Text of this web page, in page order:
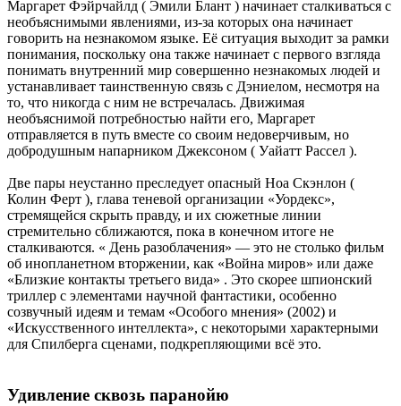
Маргарет Фэйрчайлд ( Эмили Блант ) начинает сталкиваться с
необъяснимыми явлениями, из-за которых она начинает
говорить на незнакомом языке. Её ситуация выходит за рамки
понимания, поскольку она также начинает с первого взгляда
понимать внутренний мир совершенно незнакомых людей и
устанавливает таинственную связь с Дэниелом, несмотря на
то, что никогда с ним не встречалась. Движимая
необъяснимой потребностью найти его, Маргарет
отправляется в путь вместе со своим недоверчивым, но
добродушным напарником Джексоном ( Уайатт Рассел ).
Две пары неустанно преследует опасный Ноа Скэнлон (
Колин Ферт ), глава теневой организации «Уордекс»,
стремящейся скрыть правду, и их сюжетные линии
стремительно сближаются, пока в конечном итоге не
сталкиваются. « День разоблачения» — это не столько фильм
об инопланетном вторжении, как «Война миров» или даже
«Близкие контакты третьего вида» . Это скорее шпионский
триллер с элементами научной фантастики, особенно
созвучный идеям и темам «Особого мнения» (2002) и
«Искусственного интеллекта», с некоторыми характерными
для Спилберга сценами, подкрепляющими всё это.
Удивление сквозь паранойю